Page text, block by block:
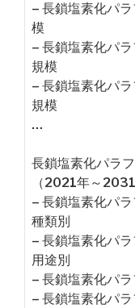
– 長鎖塩素化パ
模
– 長鎖塩素化パ
規模
– 長鎖塩素化パ
規模
…
長鎖塩素化パラ
（2021年～2031
– 長鎖塩素化パ
種類別
– 長鎖塩素化パ
用途別
– 長鎖塩素化パ
– 長鎖塩素化パ